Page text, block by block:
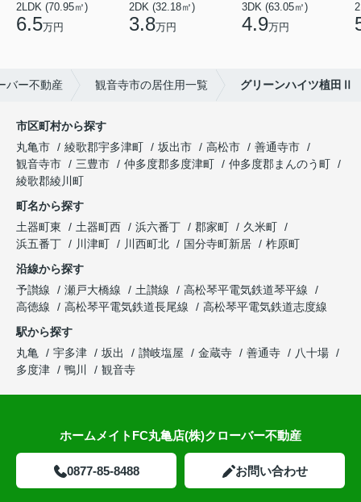
2LDK (70.95㎡)
6.5万円
2DK (32.18㎡)
3.8万円
3DK (63.05㎡)
4.9万円
バー不動産 観音寺市の居住用一覧 グリーンハイツ植田Ⅱ
市区町村から探す
丸亀市
綾歌郡宇多津町 坂出市 高松市
善通寺市
観音寺市
三豊市 仲多度郡多度津町
仲多度郡まんのう町
綾歌郡綾川町
町名から探す
土器町東
土器町西 浜六番丁 郡家町
久米町
浜五番丁
川津町 川西町北 国分寺町新居
柞原町
沿線から探す
予讃線
瀬戸大橋線 土讃線
高松琴平電気鉄道琴平線
高徳線
高松琴平電気鉄道長尾線
高松琴平電気鉄道志度線
駅から探す
丸亀
宇多津 坂出 讃岐塩屋 金蔵寺 善通寺
八十場
多度津
鴨川 観音寺
ホームメイトFC丸亀店(株)クローバー不動産
0877-85-8488 お問い合わせ